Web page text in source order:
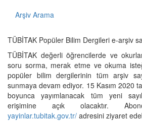
Arşiv Arama
TÜBİTAK Popüler Bilim Dergileri e-arşiv
TÜBİTAK değerli öğrencilerde ve
soru sorma, merak etme ve okuma
popüler bilim dergilerinin tüm arşiv
sunmaya devam ediyor. 15 Kasım 2020
boyunca yayımlanacak tüm yeni
erişimine açık olacaktır.
yayinlar.tubitak.gov.tr/ adresini ziyaret